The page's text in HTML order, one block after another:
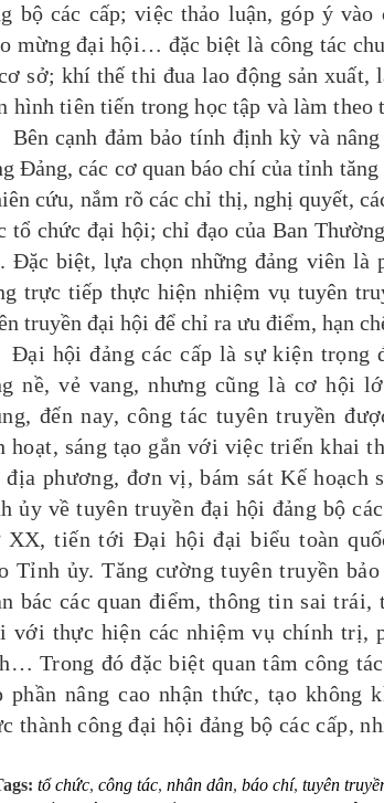
bộ các cấp; việc thảo luận, góp ý
mừng đại hội… đặc biệt là công tác
sở; khí thế thi đua lao động sản xuất,
hình tiên tiến trong học tập và làm
cạnh đảm bảo tính định kỳ và nâng
Đảng, các cơ quan báo chí của tỉnh
cứu, nắm rõ các chỉ thị, nghị quyết,
tổ chức đại hội; chỉ đạo của Ban
Đặc biệt, lựa chọn những đảng viên là
trực tiếp thực hiện nhiệm vụ tuyên
truyền đại hội để chỉ ra ưu điểm, hạn
hội đảng các cấp là sự kiện trọng
nề, vẻ vang, nhưng cũng là cơ hội
đến nay, công tác tuyên truyền
hoạt, sáng tạo gắn với việc triển khai
địa phương, đơn vị, bám sát Kế hoạch
ủy về tuyên truyền đại hội đảng bộ
XX, tiến tới Đại hội đại biểu toàn
Tỉnh ủy. Tăng cường tuyên truyền
bác các quan điểm, thông tin sai
với thực hiện các nhiệm vụ chính trị,
Trong đó đặc biệt quan tâm công
phần nâng cao nhận thức, tạo
thành công đại hội đảng bộ các cấp,
tổ chức, công tác, nhân dân, báo chí, tuyên